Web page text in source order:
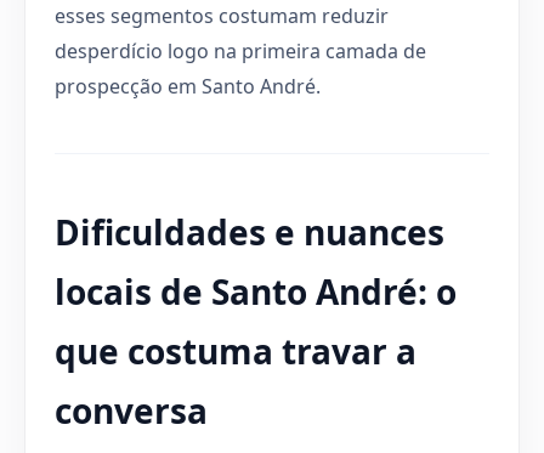
esses segmentos costumam reduzir
desperdício logo na primeira camada de
prospecção em Santo André.
Dificuldades e nuances
locais de Santo André: o
que costuma travar a
conversa